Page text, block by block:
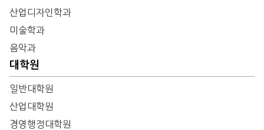
산업디자인학과
미술학과
음악과
대학원
일반대학원
산업대학원
경영행정대학원